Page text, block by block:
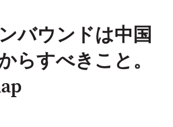
バウンドは中国
らすべきこと。